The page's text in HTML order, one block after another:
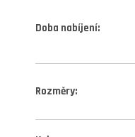
Doba nabíjení:
Rozměry: